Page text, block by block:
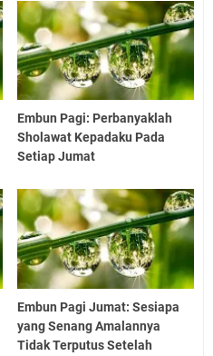
Embun Pagi: Perbanyaklah
Sholawat Kepadaku Pada
Setiap Jumat
Embun Pagi Jumat: Sesiapa
yang Senang Amalannya
Tidak Terputus Setelah